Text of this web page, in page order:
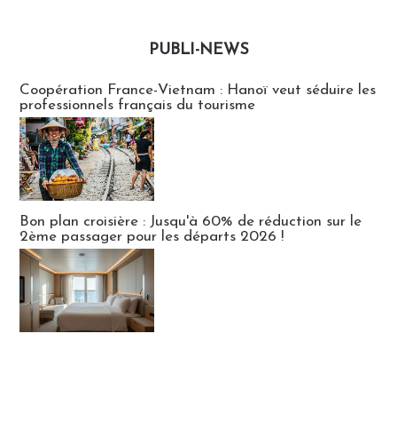
PUBLI-NEWS
Coopération France-Vietnam : Hanoï veut séduire les
professionnels français du tourisme
Bon plan croisière : Jusqu'à 60% de réduction sur le
2ème passager pour les départs 2026 !